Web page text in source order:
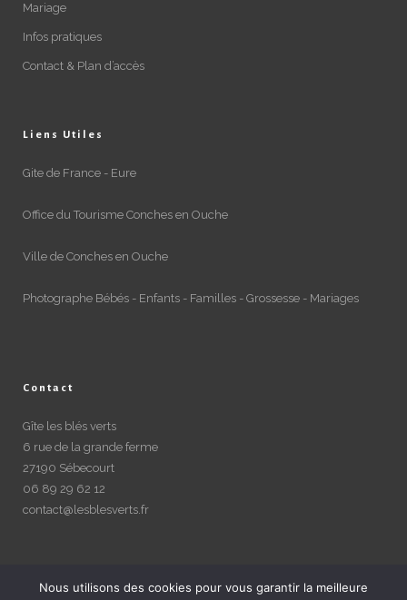
Mariage
Infos pratiques
Contact & Plan d’accès
Liens Utiles
Gite de France - Eure
Office du Tourisme Conches en Ouche
Ville de Conches en Ouche
Photographe Bébés - Enfants - Familles - Grossesse - Mariages
Contact
Gîte les blés verts
6 rue de la grande ferme
27190 Sébecourt
06 89 29 62 12
contact@lesblesverts.fr
Nous utilisons des cookies pour vous garantir la meilleure